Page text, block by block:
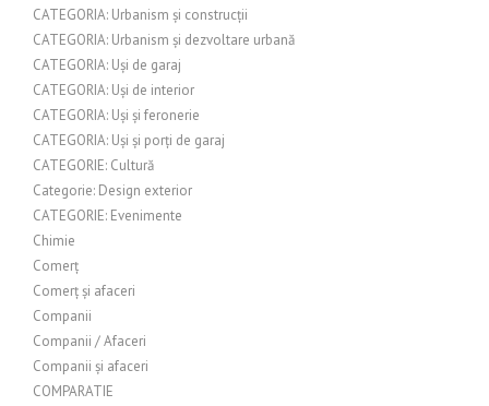
CATEGORIA: Urbanism și construcții
CATEGORIA: Urbanism și dezvoltare urbană
CATEGORIA: Uși de garaj
CATEGORIA: Uși de interior
CATEGORIA: Uși și feronerie
CATEGORIA: Uși și porți de garaj
CATEGORIE: Cultură
Categorie: Design exterior
CATEGORIE: Evenimente
Chimie
Comerț
Comerț și afaceri
Companii
Companii / Afaceri
Companii și afaceri
COMPARATIE